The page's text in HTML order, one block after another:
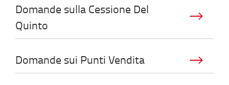
Domande sulla Cessione Del
Quinto
Domande sui Punti Vendita